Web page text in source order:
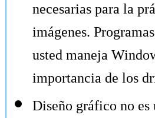
necesarias para la
imágenes.
usted maneja
importancia de los
Diseño gráfico no es